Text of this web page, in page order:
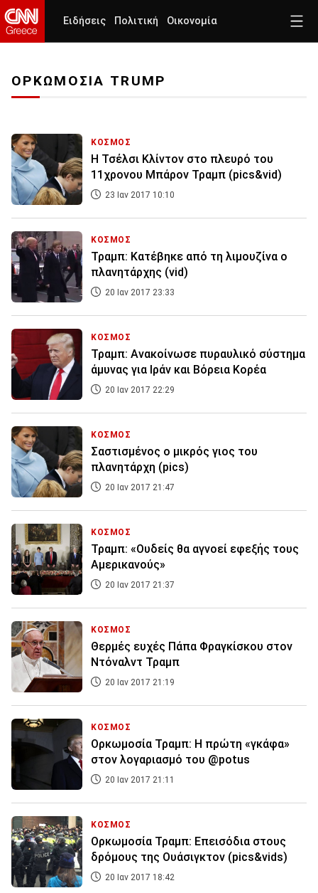
Ειδήσεις Πολιτική Οικονομία
ΟΡΚΩΜΟΣΙΑ TRUMP
ΚΟΣΜΟΣ
Η Τσέλσι Κλίντον στο πλευρό του
11χρονου Μπάρον Τραμπ (pics&vid)
23 Ιαν 2017 10:10
ΚΟΣΜΟΣ
Τραμπ: Κατέβηκε από τη λιμουζίνα o
πλανητάρχης (vid)
20 Ιαν 2017 23:33
ΚΟΣΜΟΣ
Τραμπ: Ανακοίνωσε πυραυλικό σύστημα
άμυνας για Ιράν και Βόρεια Κορέα
20 Ιαν 2017 22:29
ΚΟΣΜΟΣ
Σαστισμένος ο μικρός γιος του
πλανητάρχη (pics)
20 Ιαν 2017 21:47
ΚΟΣΜΟΣ
Τραμπ: «Ουδείς θα αγνοεί εφεξής τους
Αμερικανούς»
20 Ιαν 2017 21:37
ΚΟΣΜΟΣ
Θερμές ευχές Πάπα Φραγκίσκου στον
Ντόναλντ Τραμπ
20 Ιαν 2017 21:19
ΚΟΣΜΟΣ
Ορκωμοσία Τραμπ: Η πρώτη «γκάφα»
στον λογαριασμό του @potus
20 Ιαν 2017 21:11
ΚΟΣΜΟΣ
Ορκωμοσία Τραμπ: Επεισόδια στους
δρόμους της Ουάσιγκτον (pics&vids)
20 Ιαν 2017 18:42